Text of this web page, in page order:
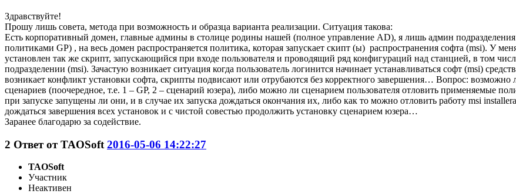
Здравствуйте!
Прошу лишь совета, метода при возможность и образца варианта реализации. Ситуация такова:
Есть корпоративный домен, главные админы в столице родины нашей (полное управление AD), я лишь админ
политиками GP) , на весь домен распространяется политика, которая запускает скипт (ы) распространения софта (msi). У
установлен так же скрипт, запускающийся при входе пользователя и проводящий ряд конфигураций над станцией, в том
подразделении (msi). Зачастую возникает ситуация когда пользователь логинится начинает устанавливаться софт (msi)
возникает конфликт установки софта, скрипты подвисают или отрубаются без корректного завершения… Вопрос:
сценариев (поочередное, т.е. 1 – GP, 2 – сценарий юзера), либо можно ли сценарием пользователя отловить применяемые
при запуске запущены ли они, и в случае их запуска дождаться окончания их, либо как то можно отловить работу msi
дождаться завершения всех установок и с чистой совестью продолжить установку сценарием юзера…
Заранее благодарю за содействие.
2 Ответ отTAOSoft 2016-05-06 14:22:27
TAOSoft
Участник
Неактивен